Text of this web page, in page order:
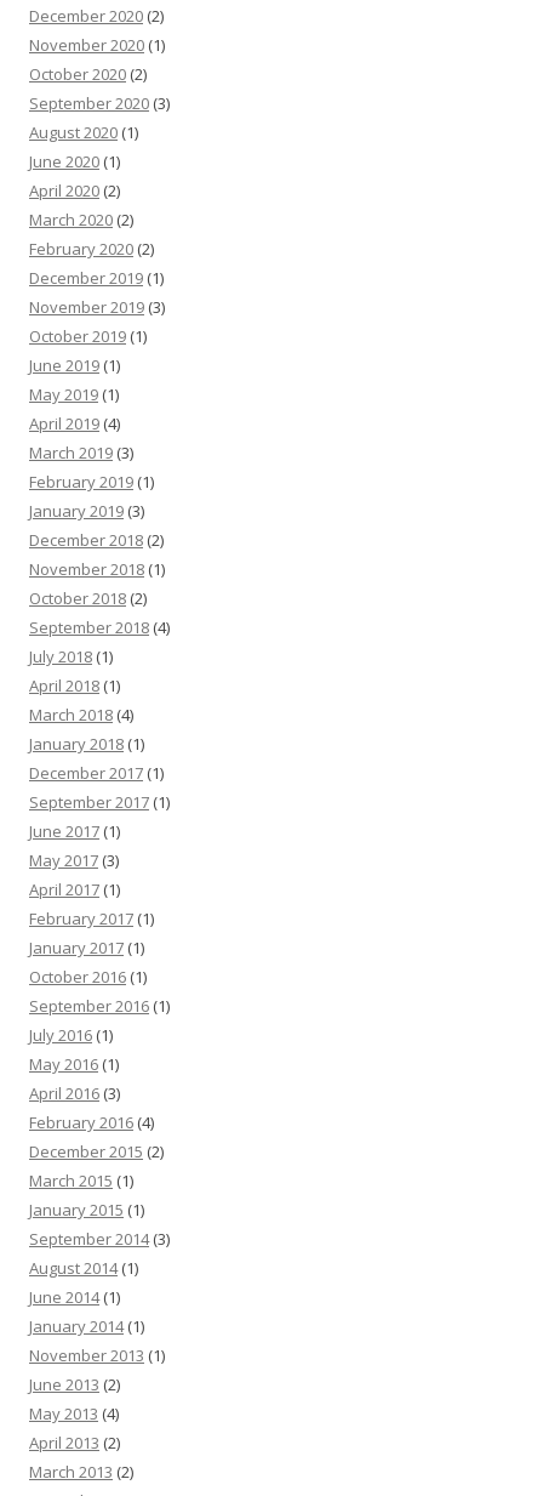
December 2020 (2)
November 2020 (1)
October 2020 (2)
September 2020 (3)
August 2020 (1)
June 2020 (1)
April 2020 (2)
March 2020 (2)
February 2020 (2)
December 2019 (1)
November 2019 (3)
October 2019 (1)
June 2019 (1)
May 2019 (1)
April 2019 (4)
March 2019 (3)
February 2019 (1)
January 2019 (3)
December 2018 (2)
November 2018 (1)
October 2018 (2)
September 2018 (4)
July 2018 (1)
April 2018 (1)
March 2018 (4)
January 2018 (1)
December 2017 (1)
September 2017 (1)
June 2017 (1)
May 2017 (3)
April 2017 (1)
February 2017 (1)
January 2017 (1)
October 2016 (1)
September 2016 (1)
July 2016 (1)
May 2016 (1)
April 2016 (3)
February 2016 (4)
December 2015 (2)
March 2015 (1)
January 2015 (1)
September 2014(3)
August 2014(1)
June 2014(1)
January 2014(1)
November 2013 (1)
June 2013 (2)
May 2013 (4)
April 2013 (2)
March 2013 (2)